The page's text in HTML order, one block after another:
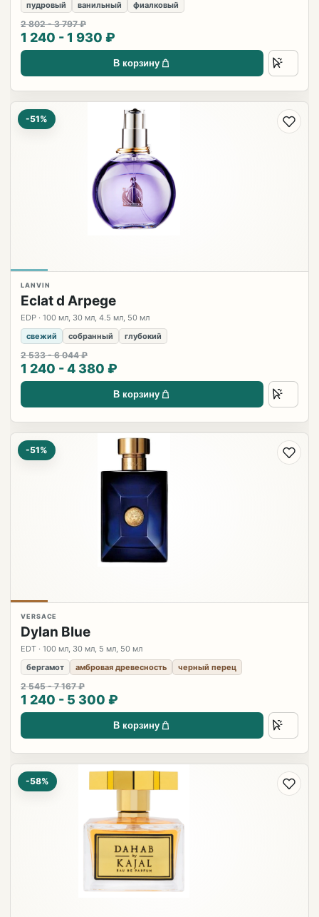
пудровый ванильный фиалковый
2 802 - 3 797 ₽
1 240 - 1 930 ₽
В корзину
-51%
LANVIN
Eclat d Arpege
EDP · 100 мл, 30 мл, 4.5 мл, 50 мл
свежий
собранный глубокий
2 533 - 6 044 ₽
1 240 - 4 380 ₽
В корзину
-51%
VERSACE
Dylan Blue
EDT · 100 мл, 30 мл, 5 мл, 50 мл
бергамот
амбровая древесность черный перец
2 545 - 7 167 ₽
1 240 - 5 300 ₽
В корзину
-58%